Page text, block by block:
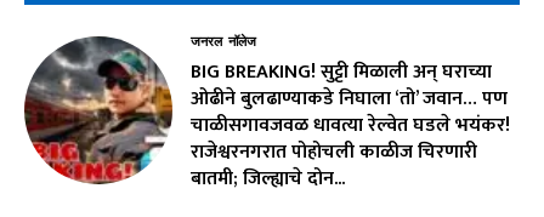
जनरल नॉलेज
BIG BREAKING! सुट्टी मिळाली अन् घराच्या
ओढीने बुलढाण्याकडे निघाला ‘तो’ जवान… पण
चाळीसगावजवळ धावत्या रेल्वेत घडले भयंकर!
राजेश्वरनगरात पोहोचली काळीज चिरणारी
बातमी; जिल्ह्याचे दोन...